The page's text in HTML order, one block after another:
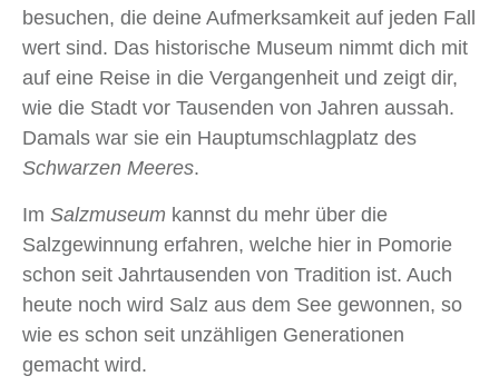
besuchen, die deine Aufmerksamkeit auf jeden Fall
wert sind. Das historische Museum nimmt dich mit
auf eine Reise in die Vergangenheit und zeigt dir,
wie die Stadt vor Tausenden von Jahren aussah.
Damals war sie ein Hauptumschlagplatz des
Schwarzen Meeres.
Im Salzmuseum kannst du mehr über die
Salzgewinnung erfahren, welche hier in Pomorie
schon seit Jahrtausenden von Tradition ist. Auch
heute noch wird Salz aus dem See gewonnen, so
wie es schon seit unzähligen Generationen
gemacht wird.